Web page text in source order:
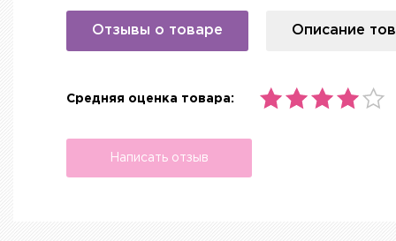
Отзывы о товаре Описание
Средняя оценка товара:
Написать отзыв